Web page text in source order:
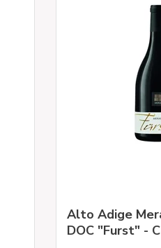
Alto Adige
DOC "Furst" -